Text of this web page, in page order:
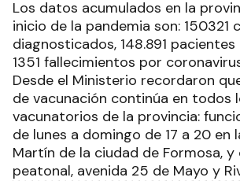
Los datos acumulados en la
inicio de la pandemia son: 150321
diagnosticados, 148.891
1351 fallecimientos por
Desde el Ministerio recordaron
de vacunación continúa en todos
vacunatorios de la provincia:
de lunes a domingo de 17 a 20 en
Martín de la ciudad de Formosa, y
peatonal, avenida 25 de Mayo y